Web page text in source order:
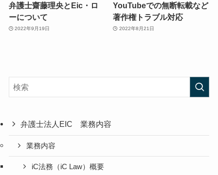
弁護士齋藤理央とEic・ロ
ーについて
2022年9月19日
YouTubeでの無断転載など
著作権トラブル対応
2022年8月21日
弁護士法人EIC 業務内容
業務内容
iC法務（iC Law）概要